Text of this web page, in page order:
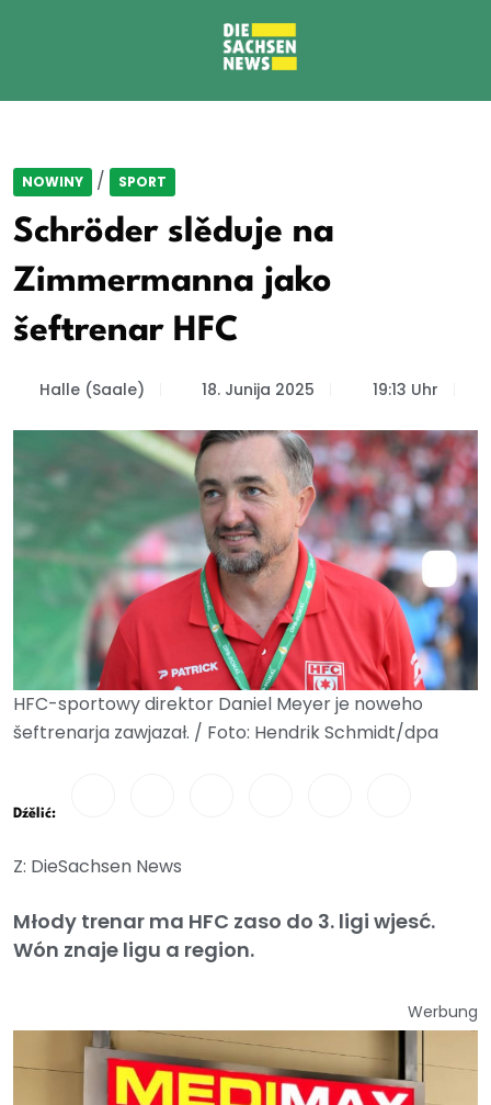
NOWINY / SPORT
Schröder slěduje na
Zimmermanna jako
šeftrenar HFC
Halle (Saale) 18. Junija 2025 19:13 Uhr
HFC-sportowy direktor Daniel Meyer je noweho
šeftrenarja zawjazał. / Foto: Hendrik Schmidt/dpa
Dźělić:
Z: DieSachsen News
Młody trenar ma HFC zaso do 3. ligi wjesć.
Wón znaje ligu a region.
Werbung